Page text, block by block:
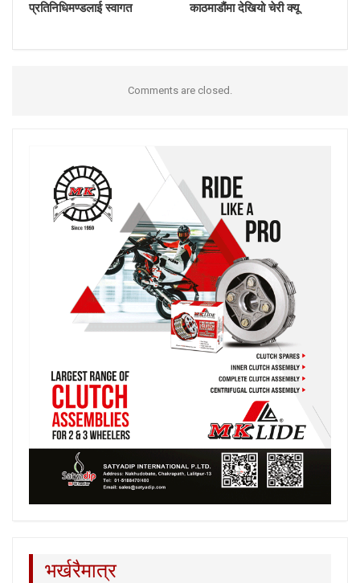
प्रतिनिधिमण्डलाई स्वागत
काठमाडौंमा देखियो चेरी क्यू
Comments are closed.
भर्खरैमात्र